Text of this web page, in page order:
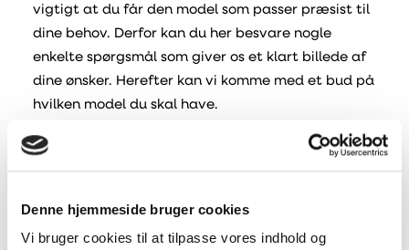
Denne hjemmeside bruger cookies
Vi bruger cookies til at tilpasse vores indhold og
vigtigt at du får den model som passer præsist til
dine behov. Derfor kan du her besvare nogle
enkelte spørgsmål som giver os et klart billede af
dine ønsker. Herefter kan vi komme med et bud på
hvilken model du skal have.
En vælger til badeværelses ventilatorer kan være
en praktisk og let løsning da det hurtigt giver et
som bestemmer hvilken ventilator der passer
bedst til dig. Variabler som hul størrelse,